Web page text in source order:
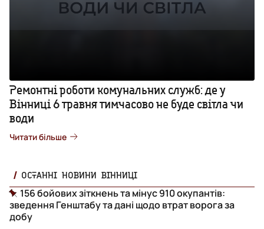
Ремонтні роботи комунальних служб: де у
Вінниці 6 травня тимчасово не буде світла чи
води
Читати більше
ОСТАННІ НОВИНИ ВІННИЦІ
156 бойових зіткнень та мінус 910 окупантів:
зведення Генштабу та дані щодо втрат ворога за
добу